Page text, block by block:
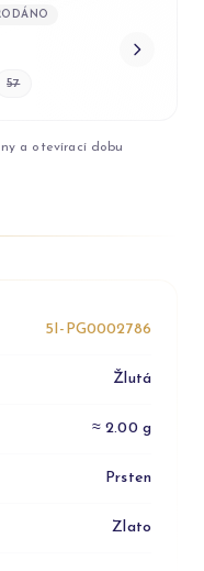
57
a otevírací dobu
5I-PG0002786
Žlutá
≈ 2.00 g
Prsten
Zlato